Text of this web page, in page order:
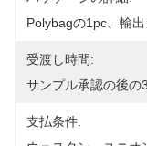
Polybagの1pc、輸
受渡し時間:
サンプル承認の後の
支払条件: